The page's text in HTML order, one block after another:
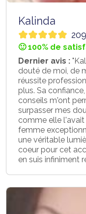
Kalinda
🙂 100% de
Dernier avis :
douté de moi, de
réussite
plus. Sa
conseils m'ont
surpasser mes
comme elle l'avait
femme
une véritable
coeur pour cet
en suis infiniment